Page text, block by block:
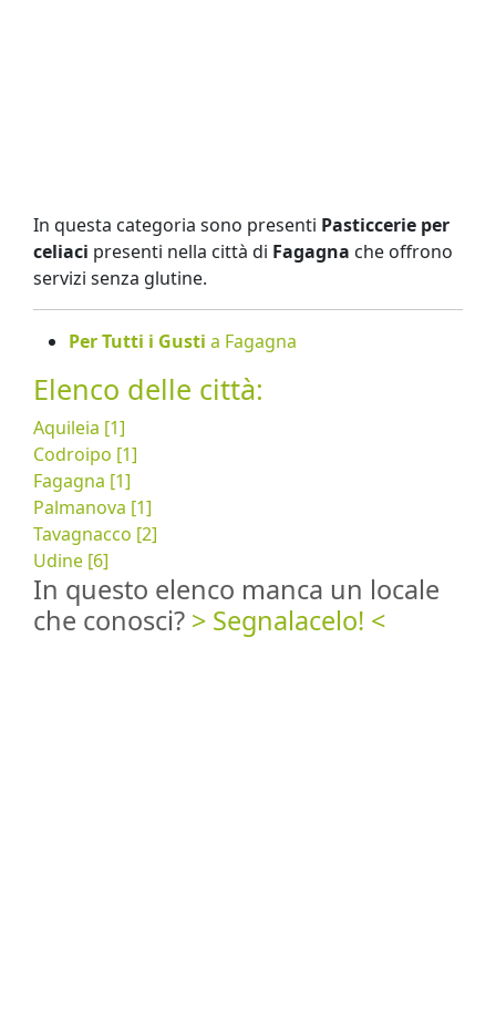
In questa categoria sono presenti Pasticcerie per
celiaci presenti nella città di Fagagna che offrono
servizi senza glutine.
Per Tutti i Gusti a Fagagna
Elenco delle città:
Aquileia [1]
Codroipo [1]
Fagagna [1]
Palmanova [1]
Tavagnacco [2]
Udine [6]
In questo elenco manca un locale
che conosci? > Segnalacelo! <